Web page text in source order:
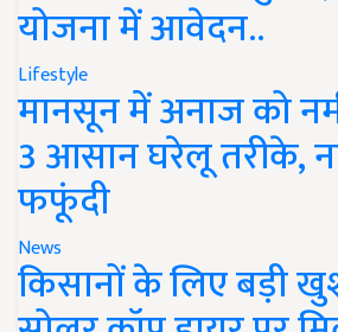
योजना में आवेदन..
Lifestyle
मानसून में अनाज को
3 आसान घरेलू तरीके,
फफूंदी
News
किसानों के लिए बड़ी